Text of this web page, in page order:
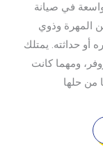
واسعة في صيانة
المهرة وذوي
أو حداثته. يمتلك
ومهما كانت